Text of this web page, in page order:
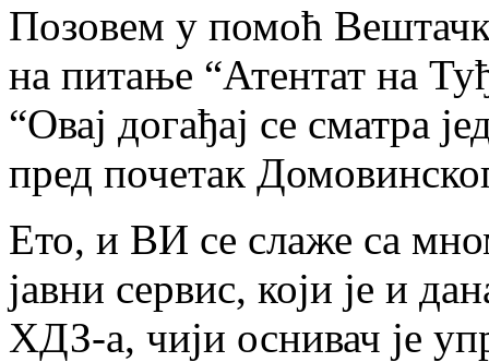
Позовем у помоћ
на питање “Атентат на
“Овај догађај се сматра
пред почетак
Ето, и ВИ се слаже са
јавни сервис, који је и
ХДЗ-а, чији оснивач је